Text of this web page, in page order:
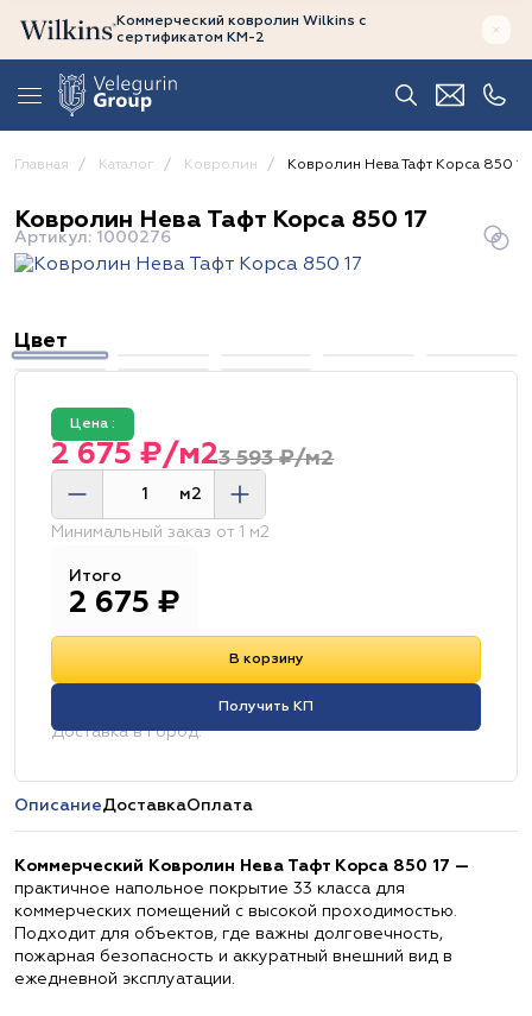
Коммерческий ковролин Wilkins с
сертификатом КМ-2
Главная Каталог Ковролин Ковролин Нева Тафт Корса 850 17
Ковролин Нева Тафт Корса 850 17
Артикул: 1000276
Цвет
Цена :
3 593 ₽/м2
2 675 ₽/м2
м2
Минимальный заказ от 1 м2
Итого
2 675 ₽
В корзину
Получить КП
Доставка в город:
ОписаниеДоставкаОплата
Коммерческий Ковролин Нева Тафт Корса 850 17 —
практичное напольное покрытие 33 класса для
коммерческих помещений с высокой проходимостью.
Подходит для объектов, где важны долговечность,
пожарная безопасность и аккуратный внешний вид в
ежедневной эксплуатации.